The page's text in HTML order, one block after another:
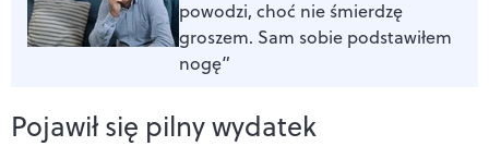
powodzi, choć nie śmierdzę
groszem. Sam sobie podstawiłem
nogę”
Pojawił się pilny wydatek